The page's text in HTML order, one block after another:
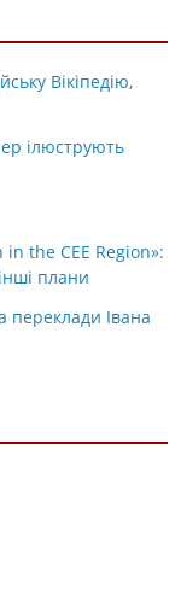
Вікіпедію,
ілюструють
the CEE Region»:
плани
переклади Івана